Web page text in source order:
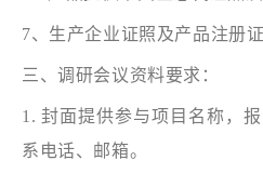
7、生产企业证照及产品注册证
三、调研会议资料要求：
1. 封面提供参与项目名称，
系电话、邮箱。